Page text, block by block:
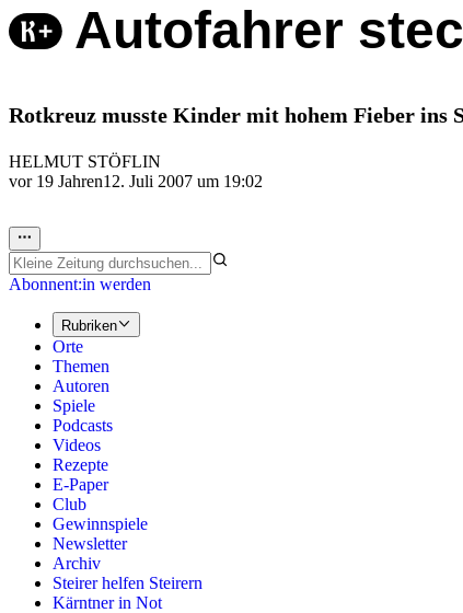
Autofahrer
Rotkreuz musste Kinder mit hohem Fieber
HELMUT STÖFLIN
vor 19 Jahren12. Juli 2007 um 19:02
Abonnent:in werden
Rubriken
Orte
Themen
Autoren
Spiele
Podcasts
Videos
Rezepte
E-Paper
Club
Gewinnspiele
Newsletter
Archiv
Steirer helfen Steirern
Kärntner in Not